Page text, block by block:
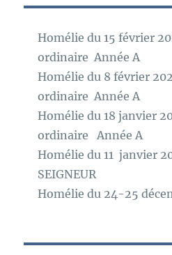
Homélie du 15 février
ordinaire Année A
Homélie du 8 février
ordinaire Année A
Homélie du 18 janvier
ordinaire Année A
Homélie du 11 janvier
SEIGNEUR
Homélie du 24-25